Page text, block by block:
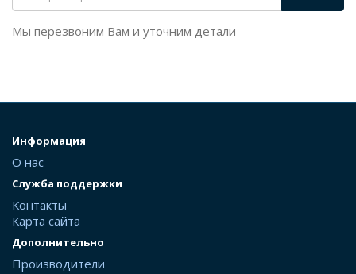
Мы перезвоним Вам и уточним детали
Информация
О нас
Служба поддержки
Контакты
Карта сайта
Дополнительно
Производители